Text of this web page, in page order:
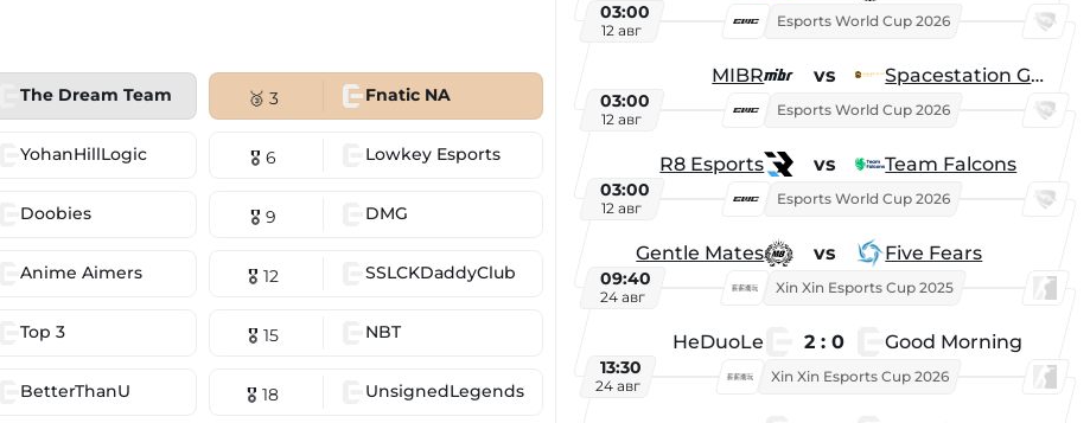
The Dream Team 🥉 3 Fnatic NA
YohanHillLogic 🎖 6 Lowkey Esports
Doobies 🎖 9 DMG
Anime Aimers 🎖 12 SSLCKDaddyClub
Top 3 🎖 15 NBT
BetterThanU 🎖 18 UnsignedLegends
03:00
12 авг
Esports World Cup 2026
MIBR vs Spacestation Gaming
03:00
12 авг
Esports World Cup 2026
R8 Esports vs Team Falcons
03:00
12 авг
Esports World Cup 2026
Gentle Mates vs Five Fears
09:40
24 авг
Xin Xin Esports Cup 2025
HeDuoLe 2 : 0 Good Morning
13:30
24 авг
Xin Xin Esports Cup 2026